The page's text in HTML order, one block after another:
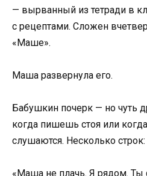
— вырванный из тетради в
с рецептами. Сложен
«Маше».
Маша развернула его.
Бабушкин почерк — но чуть
когда пишешь стоя или
слушаются. Несколько строк:
«Маша не плачь. Я рядом. Ты